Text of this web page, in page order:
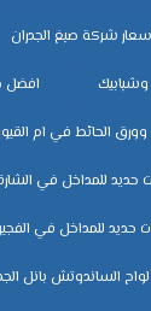
شركة صبغ الجدران
وشبابيك افضل
وورق الحائط في ام
حديد للمداخل في
حديد للمداخل في
الساندوتش بانل